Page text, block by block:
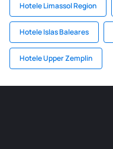
Hotele Limassol Region
Hotele Islas Baleares
Hotele Upper Zemplin